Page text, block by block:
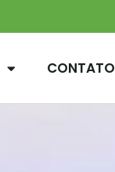
CONTATO